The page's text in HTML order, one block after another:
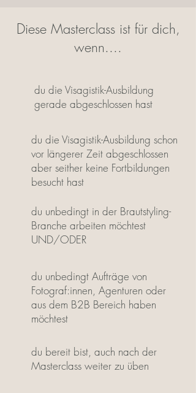
Diese Masterclass ist für dich,
wenn....
du die Visagistik-Ausbildung
gerade abgeschlossen hast
du die Visagistik-Ausbildung schon
vor längerer Zeit abgeschlossen
aber seither keine Fortbildungen
besucht hast
du unbedingt in der Brautstyling-
Branche arbeiten möchtest
UND/ODER
du unbedingt Aufträge von
Fotograf:innen, Agenturen oder
aus dem B2B Bereich haben
möchtest
du bereit bist, auch nach der
Masterclass weiter zu üben